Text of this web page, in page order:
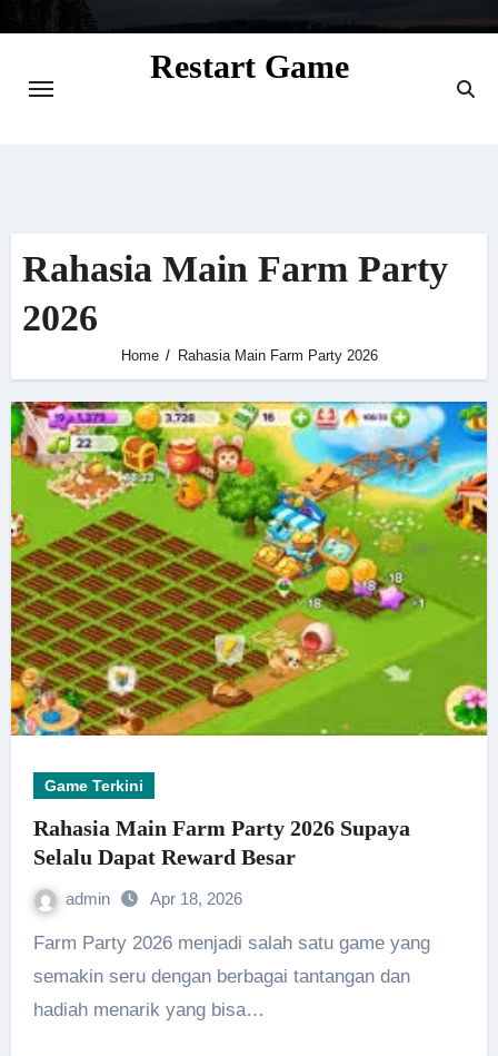
Restart Game
Rahasia Main Farm Party
2026
Home Rahasia Main Farm Party 2026
Game Terkini
Rahasia Main Farm Party 2026 Supaya
Selalu Dapat Reward Besar
admin Apr 18, 2026
Farm Party 2026 menjadi salah satu game yang
semakin seru dengan berbagai tantangan dan
hadiah menarik yang bisa…